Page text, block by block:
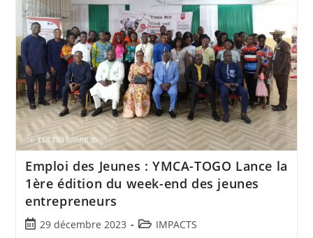
Emploi des Jeunes : YMCA-TOGO Lance la
1ère édition du week-end des jeunes
entrepreneurs
29 décembre 2023 IMPACTS